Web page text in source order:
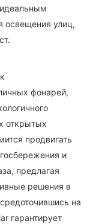
освещения улиц,
фонарей,
открытых
продвигать
и
предлагая
решения в
на
гарантирует